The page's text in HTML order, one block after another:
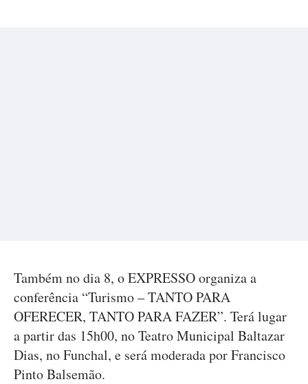
Também no dia 8, o EXPRESSO organiza a
conferência “Turismo – TANTO PARA
OFERECER, TANTO PARA FAZER”. Terá lugar
a partir das 15h00, no Teatro Municipal Baltazar
Dias, no Funchal, e será moderada por Francisco
Pinto Balsemão.